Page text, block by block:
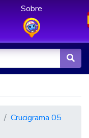
Sobre
Crucigrama 05